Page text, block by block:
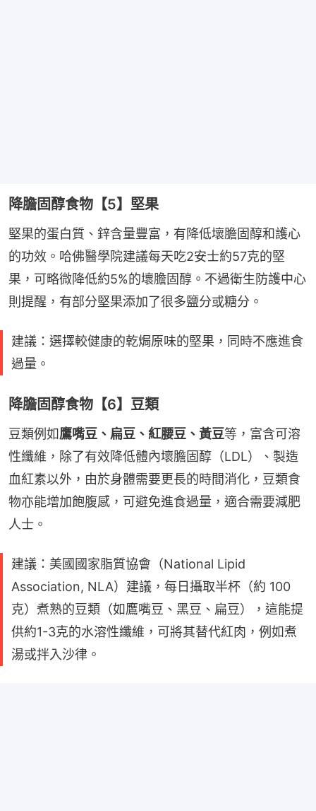
降膽固醇食物【5】堅果
堅果的蛋白質、鋅含量豐富，有降低壞膽固醇和護心
的功效。哈佛醫學院建議每天吃2安士約57克的堅
果，可略微降低約5%的壞膽固醇。不過衛生防護中心
則提醒，有部分堅果添加了很多鹽分或糖分。
建議：選擇較健康的乾焗原味的堅果，同時不應進食
過量。
降膽固醇食物【6】豆類
豆類例如鷹嘴豆、扁豆、紅腰豆、黃豆等，富含可溶
性纖維，除了有效降低體內壞膽固醇（LDL）、製造
血紅素以外，由於身體需要更長的時間消化，豆類食
物亦能增加飽腹感，可避免進食過量，適合需要減肥
人士。
建議：美國國家脂質協會（National Lipid
Association, NLA）建議，每日攝取半杯（約 100
克）煮熟的豆類（如鷹嘴豆、黑豆、扁豆），這能提
供約1-3克的水溶性纖維，可將其替代紅肉，例如煮
湯或拌入沙律。